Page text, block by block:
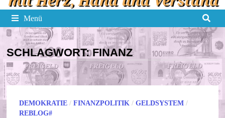
Menü
SCHLAGWORT:FINANZ
DEMOKRATIE /FINANZPOLITIK /GELDSYSTEM /
REBLOG#